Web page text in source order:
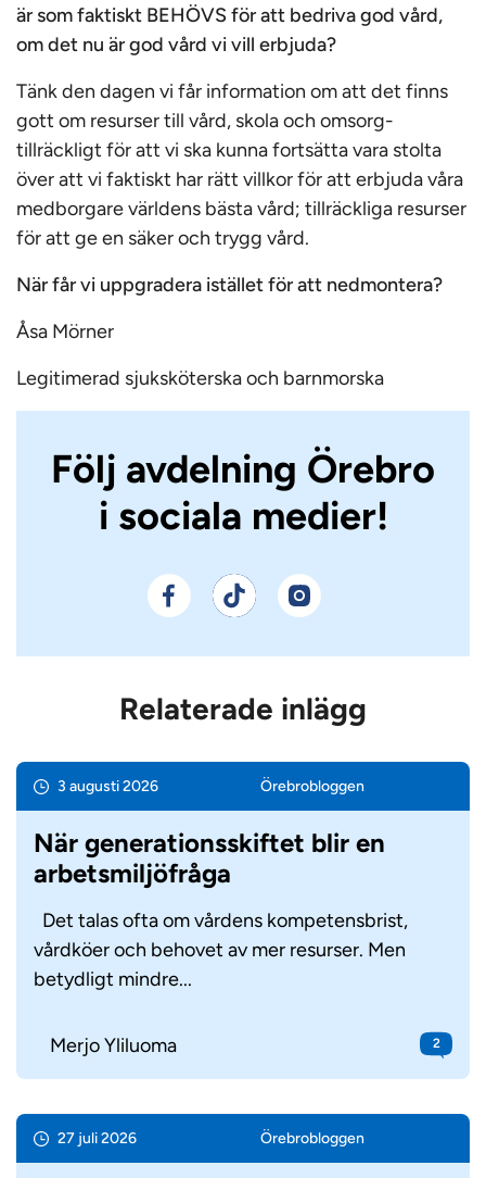
är som faktiskt BEHÖVS för att bedriva god vård,
om det nu är god vård vi vill erbjuda?
Tänk den dagen vi får information om att det finns
gott om resurser till vård, skola och omsorg-
tillräckligt för att vi ska kunna fortsätta vara stolta
över att vi faktiskt har rätt villkor för att erbjuda våra
medborgare världens bästa vård; tillräckliga resurser
för att ge en säker och trygg vård.
När får vi uppgradera istället för att nedmontera?
Åsa Mörner
Legitimerad sjuksköterska och barnmorska
Följ avdelning Örebro
i sociala medier!
Relaterade inlägg
3 augusti 2026 Örebro­bloggen
När generationsskiftet blir en
arbetsmiljöfråga
Det talas ofta om vårdens kompetensbrist,
vårdköer och behovet av mer resurser. Men
betydligt mindre...
Merjo Yliluoma 2
27 juli 2026 Örebro­bloggen